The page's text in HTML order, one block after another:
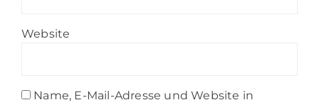
Website
Name, E-Mail-Adresse und Website in